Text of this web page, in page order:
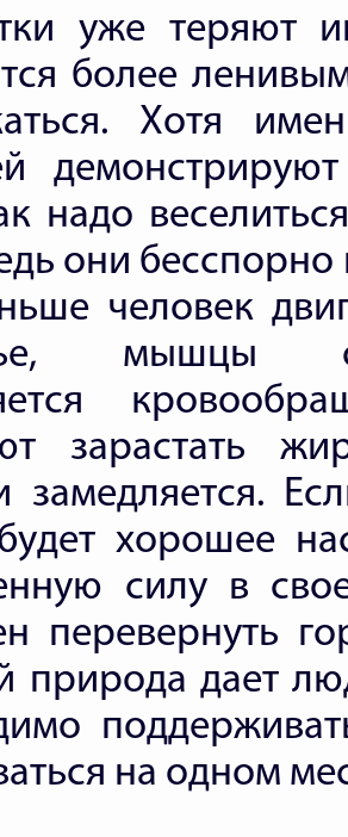
уже теряют
более
Хотя
надо
они
человек
мышцы
зарастать
замедляется.
хорошее
силу в
перевернуть
природа дает
на одном